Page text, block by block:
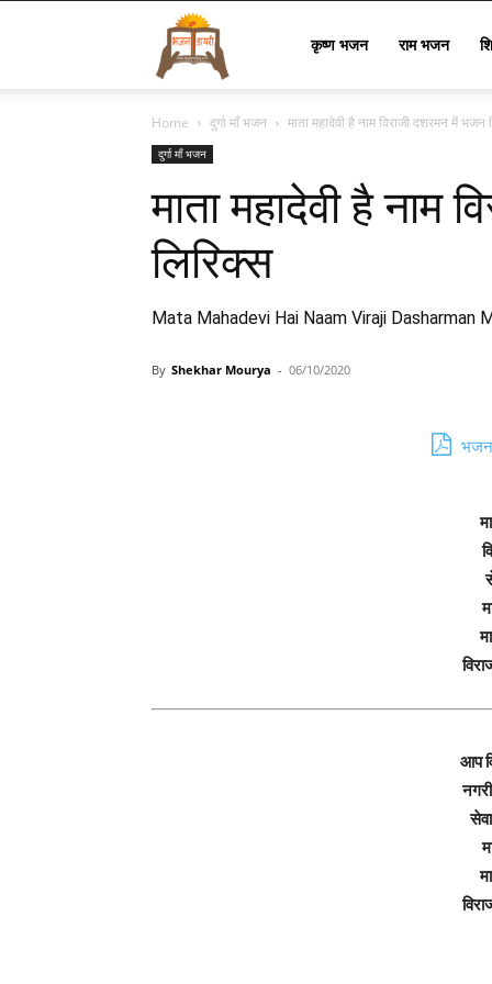
Lyrics
कृष्ण भजन राम भजन
Home दुर्गा माँ भजन माता महादेवी है नाम विराजी दशरमन में भजन
दुर्गा माँ भजन
माता महादेवी है नाम
लिरिक्स
Mata Mahadevi Hai Naam Viraji Dasharman
By Shekhar Mourya - 06/10/2020
भजन
आप